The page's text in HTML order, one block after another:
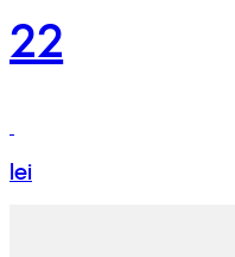
22
lei